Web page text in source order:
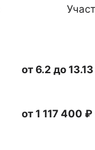
от 6.2 до
от 1 117 400